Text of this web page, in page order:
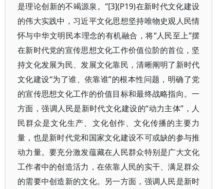
是理论创新的不竭源泉。”[3](P19)在新时代文化建设
的伟大实践中，习近平文化思想坚持唯物史观人民情
怀与中华文明民本理念的有机融合，将“人民至上”摆
在新时代党的宣传思想文化工作价值位阶的首位，坚
持文化发展为民、发展文化靠民，清晰阐明了新时代
文化建设“为了谁、依靠谁”的根本性问题，明确了党
的宣传思想文化工作的价值目标和最终战略指向。一
方面，强调人民是新时代文化建设的“动力主体”，人
民群众是文化生产、文化创作、文化传播的主要力
量，也是新时代党和国家文化建设不可或缺的参与推
动力量。要充分激发蕴藏在人民群众特别是广大文化
工作者中的创造活力，在依靠人民的实干、满足群众
的需要中创造新的文化。另一方面，强调人民是新时